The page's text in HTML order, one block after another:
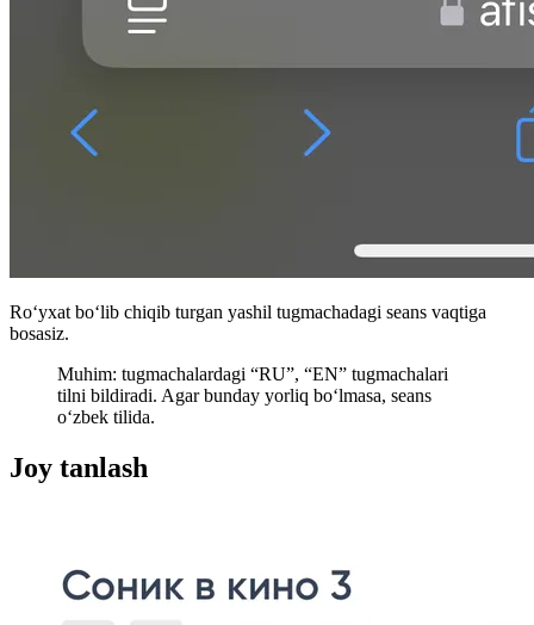
Roʻyxat boʻlib chiqib turgan yashil tugmachadagi seans vaqtiga
bosasiz.
Muhim: tugmachalardagi “RU”, “EN” tugmachalari
tilni bildiradi. Agar bunday yorliq boʻlmasa, seans
oʻzbek tilida.
Joy tanlash